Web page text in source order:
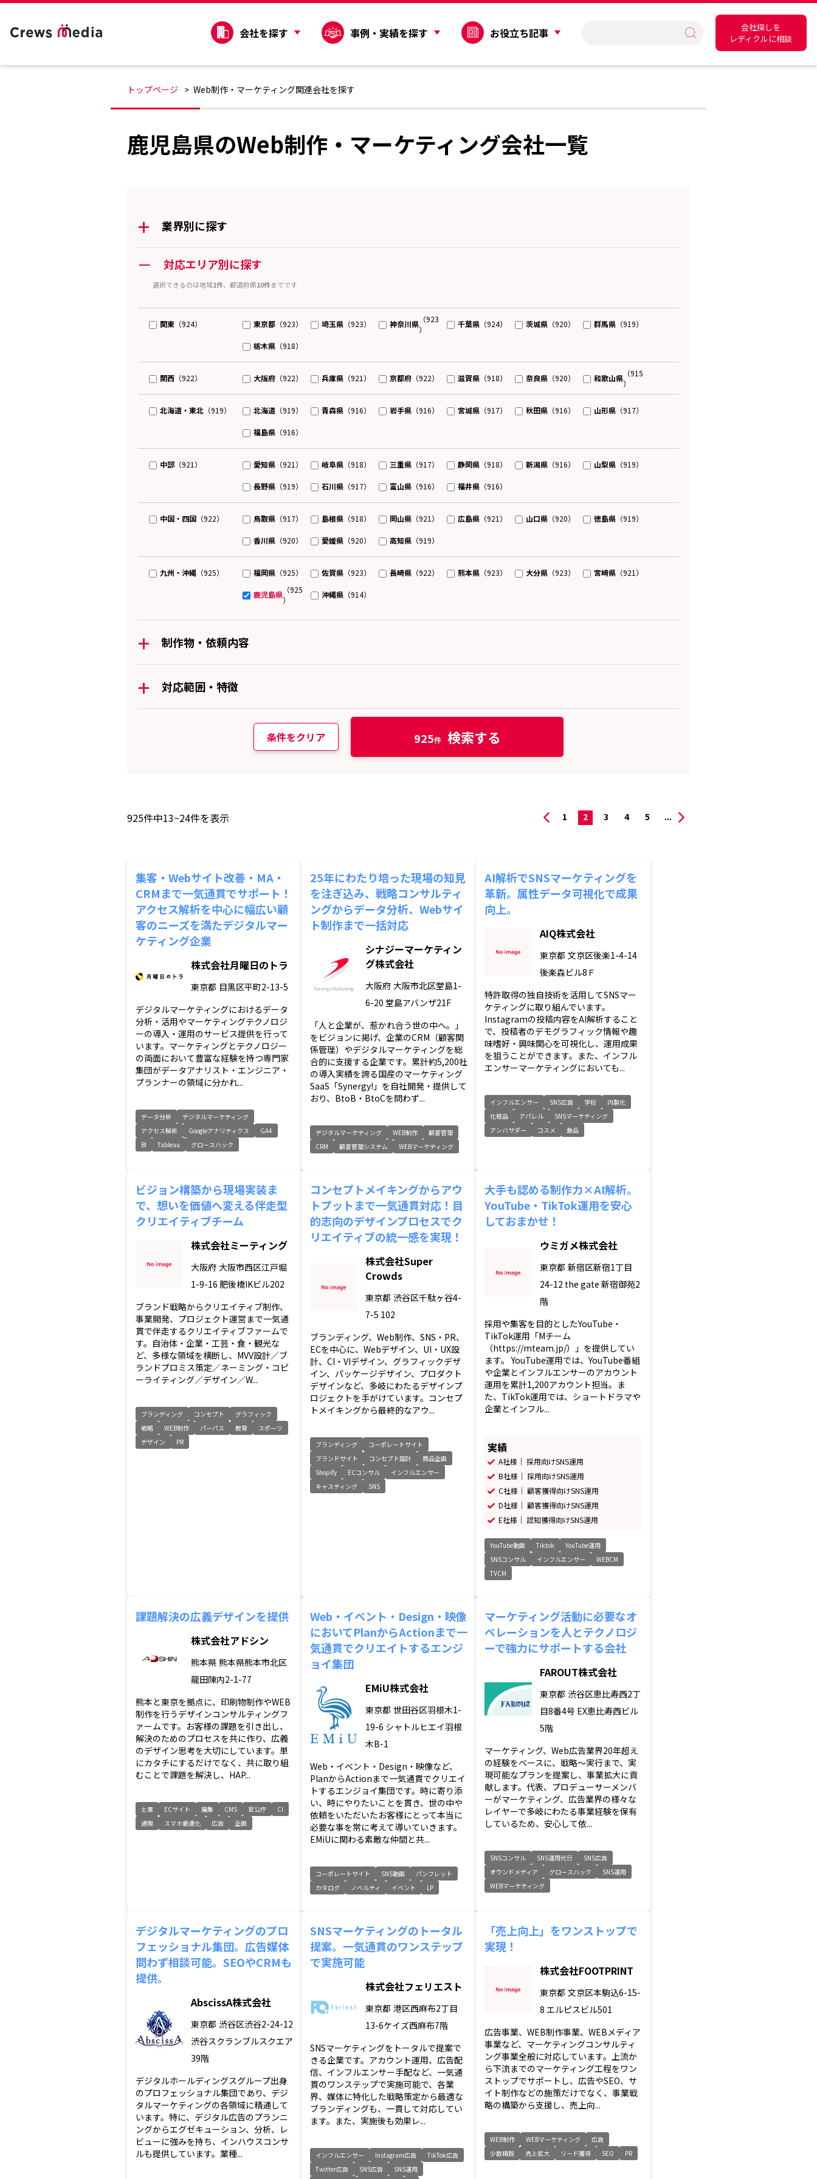
会社を探す 事例・実績を探す お役立ち記事
会社探しを
レディクルに相談
トップページ Web制作・マーケティング関連会社を探す
鹿児島県のWeb制作・マーケティング会社一覧
+ 業界別に探す
ー 対応エリア別に探す
選択できるのは地域1件、都道府県10件までです
関東 （924） 東京都（923） 埼玉県（923） 神奈川県 （923
）
千葉県（924） 茨城県（920） 群馬県（919）
栃木県（918）
関西 （922） 大阪府（922） 兵庫県（921） 京都府（922） 滋賀県（918） 奈良県（920） 和歌山県 （915
）
北海道・東北 （919） 北海道（919） 青森県（916） 岩手県（916） 宮城県（917） 秋田県（916） 山形県（917）
福島県（916）
中部 （921） 愛知県（921） 岐阜県（918） 三重県（917） 静岡県（918） 新潟県（916） 山梨県（919）
長野県（919） 石川県（917） 富山県（916） 福井県（916）
中国・四国 （922） 鳥取県（917） 島根県（918） 岡山県（921） 広島県（921） 山口県（920） 徳島県（919）
香川県（920） 愛媛県（920） 高知県（919）
九州・沖縄 （925） 福岡県（925） 佐賀県（923） 長崎県（922） 熊本県（923） 大分県（923） 宮崎県（921）
鹿児島県 （925
）
沖縄県（914）
+ 制作物・依頼内容
+ 対応範囲・特徴
条件をクリア 925 検索する
925件中13~24件を表示 1 2 3 4 5 ...
集客・Webサイト改善・MA・
CRMまで一気通貫でサポート！
アクセス解析を中心に幅広い顧
客のニーズを満たデジタルマー
ケティング企業
株式会社月曜日のトラ
東京都 目黒区平町2-13-5
デジタルマーケティングにおけるデータ
分析・活用やマーケティングテクノロジ
ーの導入・運用のサービス提供を行って
います。マーケティングとテクノロジー
の両面において豊富な経験を持つ専門家
集団がデータアナリスト・エンジニア・
プランナーの領域に分かれ...
データ分析
デジタルマーケティング
アクセス解析
Googleアナリティクス
GA4
BI
Tableau グロースハック
25年にわたり培った現場の知見
を注ぎ込み、戦略コンサルティ
ングからデータ分析、Webサイ
ト制作まで一括対応
シナジーマーケティン
グ株式会社
大阪府 大阪市北区堂島1-
6-20 堂島アバンザ21F
「人と企業が、惹かれ合う世の中へ。」
をビジョンに掲げ、企業のCRM（顧客関
係管理）やデジタルマーケティングを総
合的に支援する企業です。累計約5,200社
の導入実績を誇る国産のマーケティング
SaaS「Synergy!」を自社開発・提供して
おり、BtoB・BtoCを問わず...
デジタルマーケティング WEB制作
顧客管理
CRM
顧客管理システム WEBマーケティング
AI解析でSNSマーケティングを
革新。属性データ可視化で成果
向上。
AIQ株式会社
東京都 文京区後楽1-4-14
後楽森ビル8Ｆ
特許取得の独自技術を活用してSNSマー
ケティングに取り組んでいます。
Instagramの投稿内容をAI解析すること
で、投稿者のデモグラフィック情報や趣
味嗜好・興味関心を可視化し、運用成果
を狙うことができます。また、インフル
エンサーマーケティングにおいても...
インフルエンサー SNS広告 学校
内製化
化粧品
アパレル
SNSマーケティング
アンバサダー
コスメ 食品
ビジョン構築から現場実装ま
で、想いを価値へ変える伴走型
クリエイティブチーム
株式会社ミーティング
大阪府 大阪市西区江戸堀
1-9-16 肥後橋IKビル202
ブランド戦略からクリエイティブ制作、
事業開発、プロジェクト運営まで一気通
貫で伴走するクリエイティブファームで
す。自治体・企業・工芸・食・観光な
ど、多様な領域を横断し、MVV設計／ブ
ランドプロミス策定／ネーミング・コピ
ーライティング／デザイン／W...
ブランディング コンセプト
グラフィック
戦略
WEB制作 パーパス 教育
スポーツ
デザイン
PR
コンセプトメイキングからアウ
トプットまで一気通貫対応！目
的志向のデザインプロセスでク
リエイティブの統一感を実現！
株式会社Super
Crowds
東京都 渋谷区千駄ヶ谷4-
7-5 102
ブランディング、Web制作、SNS・PR、
ECを中心に、Webデザイン、UI・UX設
計、CI・VIデザイン、グラフィックデザ
イン、パッケージデザイン、プロダクト
デザインなど、多岐にわたるデザインプ
ロジェクトを手がけています。コンセプ
トメイキングから最終的なアウ...
ブランディング
コーポレートサイト
ブランドサイト
コンセプト設計
商品企画
Shopify
ECコンサル
インフルエンサー
キャスティング
SNS
大手も認める制作力×AI解析。
YouTube・TikTok運用を安心
しておまかせ！
ウミガメ株式会社
東京都 新宿区新宿1丁目
24-12 the gate 新宿御苑2
階
採用や集客を目的としたYouTube・
TikTok運用「Mチーム
（https://mteam.jp/）」を提供してい
ます。 YouTube運用では、YouTube番組
や企業とインフルエンサーのアカウント
運用を累計1,200アカウント担当。ま
た、TikTok運用では、ショートドラマや
企業とインフル...
実績
A社様｜ 採用向けSNS運用
B社様｜ 採用向けSNS運用
C社様｜ 顧客獲得向けSNS運用
D社様｜ 顧客獲得向けSNS運用
E社様｜ 認知獲得向けSNS運用
YouTube動画 Tiktok
YouTube運用
SNSコンサル
インフルエンサー
WEBCM
TVCM
課題解決の広義デザインを提供
株式会社アドシン
熊本県 熊本県熊本市北区
龍田陳内2-1-77
熊本と東京を拠点に、印刷物制作やWEB
制作を行うデザインコンサルティングフ
ァームです。お客様の課題を引き出し、
解決のためのプロセスを共に作り、広義
のデザイン思考を大切にしています。単
にカタチにするだけでなく、共に取り組
むことで課題を解決し、HAP...
士業 ECサイト 編集 CMS 官公庁
CI
通販
スマホ最適化 広告 企画
Web・イベント・Design・映像
においてPlanからActionまで一
気通貫でクリエイトするエンジ
ョイ集団
EMiU株式会社
東京都 世田谷区羽根木1-
19-6 シャトルヒエイ羽根
木B-1
Web・イベント・Design・映像など、
PlanからActionまで一気通貫でクリエイ
トするエンジョイ集団です。時に寄り添
い、時にやりたいことを貫き、世の中や
依頼をいただいたお客様にとって本当に
必要な事を常に考えて導いていきます。
EMiUに関わる素敵な仲間と共...
コーポレートサイト SNS動画
パンフレット
カタログ
ノベルティ イベント LP
マーケティング活動に必要なオ
ペレーションを人とテクノロジ
ーで強力にサポートする会社
FAROUT株式会社
東京都 渋谷区恵比寿西2丁
目8番4号 EX恵比寿西ビル
5階
マーケティング、Web広告業界20年超え
の経験をベースに、戦略〜実行まで、実
現可能なプランを提案し、事業拡大に貢
献します。代表、プロデューサーメンバ
ーがマーケティング、広告業界の様々な
レイヤーで多岐にわたる事業経験を保有
しているため、安心して依...
SNSコンサル SNS運用代行
SNS広告
オウンドメディア
グロースハック
SNS運用
WEBマーケティング
デジタルマーケティングのプロ
フェッショナル集団。広告媒体
問わず相談可能。SEOやCRMも
提供。
AbscissA株式会社
東京都 渋谷区渋谷2-24-12
渋谷スクランブルスクエア
39階
デジタルホールディングスグループ出身
のプロフェッショナル集団であり、デジ
タルマーケティングの各領域に精通して
います。特に、デジタル広告のプランニ
ングからエグゼキューション、分析、レ
ビューに強みを持ち、インハウスコンサ
ルも提供しています。業種...
SNSマーケティングのトータル
提案。一気通貫のワンステップ
で実施可能
株式会社フェリエスト
東京都 港区西麻布2丁目
13-6ケイズ西麻布7階
SNSマーケティングをトータルで提案で
きる企業です。アカウント運用、広告配
信、インフルエンサー手配など、一気通
貫のワンステップで実施可能で、各業
界、媒体に特化した戦略策定から最適な
ブランディングも、一貫して対応してい
ます。また、実施後も効果レ...
インフルエンサー Instagram広告
TikTok広告
Twitter広告
SNS広告
SNS運用
「売上向上」をワンストップで
実現！
株式会社FOOTPRINT
東京都 文京区本駒込6-15-
8 エルピスビル501
広告事業、WEB制作事業、WEBメディア
事業など、マーケティングコンサルティ
ング事業全般に対応しています。上流か
ら下流までのマーケティング工程をワン
ストップでサポートし、広告やSEO、サ
イト制作などの施策だけでなく、事業戦
略の構築から支援し、売上向...
WEB制作 WEBマーケティング
広告
少数精鋭
売上拡大 リード獲得 SEO PR